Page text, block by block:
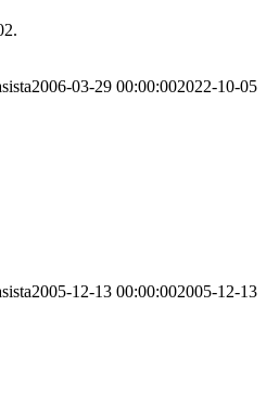
2006-03-29 00:00:002022-10-05
2005-12-13 00:00:002005-12-13